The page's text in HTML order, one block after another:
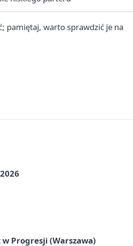
pamiętaj, warto sprawdzić je na
Progresji (Warszawa)